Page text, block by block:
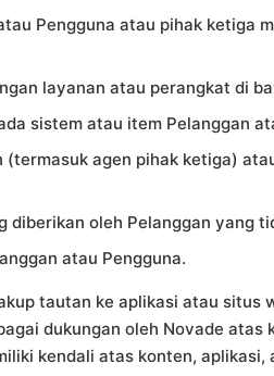
Pengguna atau pihak ketiga
layanan atau perangkat di
sistem atau item Pelanggan
agen pihak ketiga)
oleh Pelanggan yang
atau Pengguna.
tautan ke aplikasi atau situs
dukungan oleh Novade
kendali atas konten,